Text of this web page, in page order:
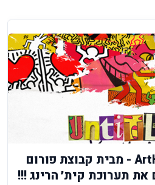
חברת ארט האב ArtHub - מבית קבוצת פורום
תערוכת קית׳ הרינג !!!